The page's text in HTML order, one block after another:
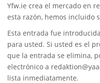
Yfw.ie crea el mercado en
esta razón, hemos incluido
Esta entrada fue
para usted. Si usted es el
que la entrada se elimina,
electrónico a
lista inmediatamente.